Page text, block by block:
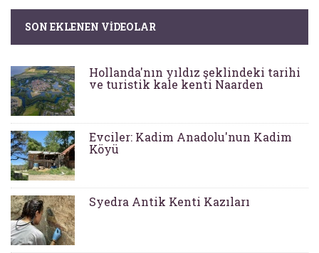
SON EKLENEN VIDEOLAR
Hollanda'nın yıldız şeklindeki tarihi
ve turistik kale kenti Naarden
Evciler: Kadim Anadolu'nun Kadim
Köyü
Syedra Antik Kenti Kazıları